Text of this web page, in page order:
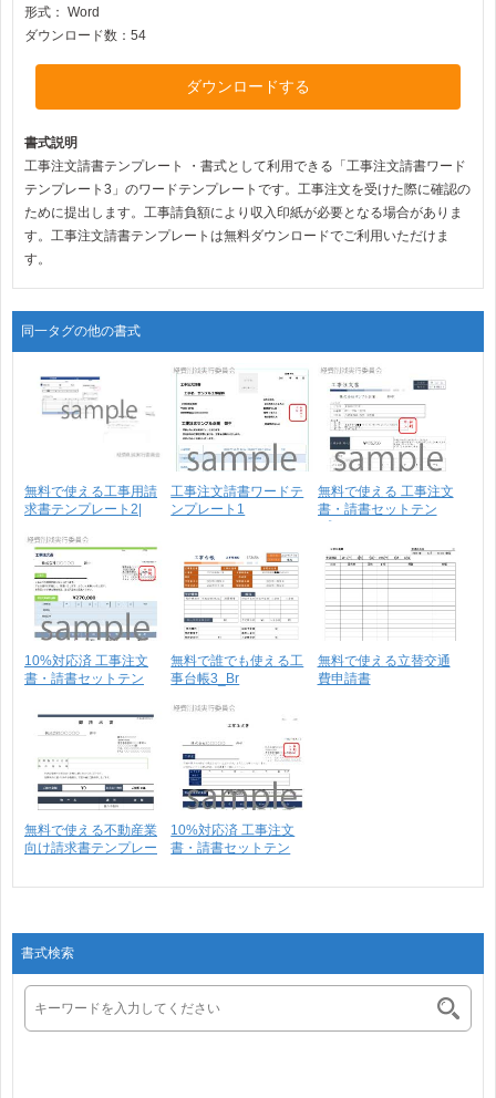
形式： Word
ダウンロード数：54
ダウンロードする
書式説明
工事注文請書テンプレート ・書式として利用できる「工事注文請書ワード
テンプレート3」のワードテンプレートです。工事注文を受けた際に確認の
ために提出します。工事請負額により収入印紙が必要となる場合がありま
す。工事注文請書テンプレートは無料ダウンロードでご利用いただけま
す。
同一タグの他の書式
無料で使える工事用請
求書テンプレート2|
工事注文請書ワードテ
ンプレート1
無料で使える 工事注文
書・請書セットテン
10%対応済 工事注文
書・請書セットテン
無料で誰でも使える工
事台帳3_Br
無料で使える立替交通
費申請書
無料で使える不動産業
向け請求書テンプレー
10%対応済 工事注文
書・請書セットテン
書式検索